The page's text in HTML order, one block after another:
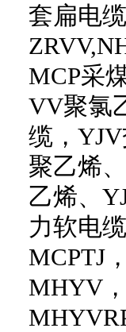
套扁电
MCP采
VV聚氯
缆， YJV
聚乙烯、
乙烯、
力软电
MCPTJ
MHYV